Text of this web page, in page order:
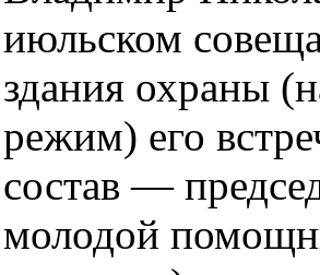
июльском
здания охраны
режим) его
состав —
молодой